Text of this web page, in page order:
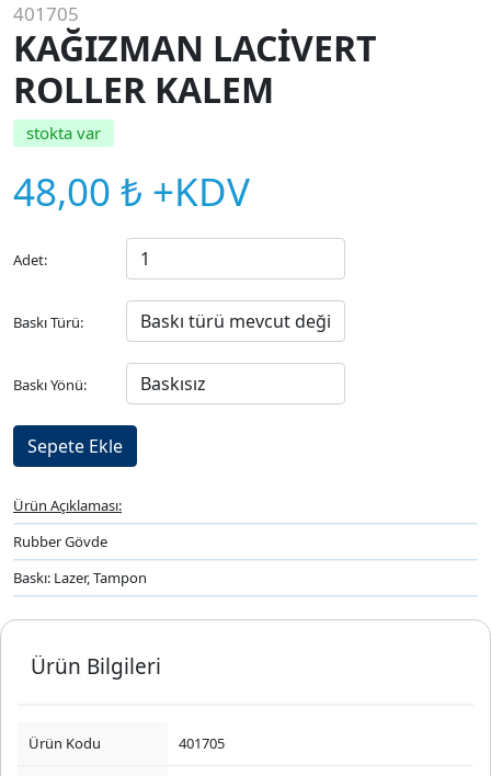
401705
KAĞIZMAN LACİVERT
ROLLER KALEM
stokta var
48,00 ₺ +KDV
Adet:
Baskı Türü:
Baskı Yönü:
Ürün Açıklaması:
Rubber Gövde
Baskı: Lazer, Tampon
Ürün Bilgileri
Ürün Kodu 401705